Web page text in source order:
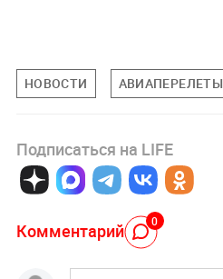
НОВОСТИ АВИАПЕРЕЛЕТЫ
Подписаться на LIFE
Комментарий 0